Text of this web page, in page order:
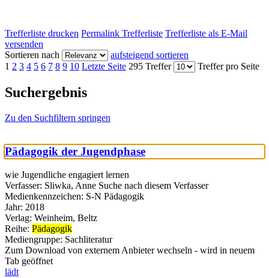
Trefferliste drucken Permalink Trefferliste Trefferliste als E-Mail
versenden
Sortieren nach
aufsteigend sortieren
1 2 3 4 5 6 7 8 9 10 Letzte Seite 295 Treffer Treffer pro Seite
Suchergebnis
Zu den Suchfiltern springen
Pädagogik der Jugendphase
wie Jugendliche engagiert lernen
Verfasser: Sliwka, Anne Suche nach diesem Verfasser
Medienkennzeichen: S-N Pädagogik
Jahr: 2018
Verlag: Weinheim, Beltz
Reihe: Pädagogik
Mediengruppe: Sachliteratur
Zum Download von externem Anbieter wechseln - wird in neuem
Tab geöffnet
lädt